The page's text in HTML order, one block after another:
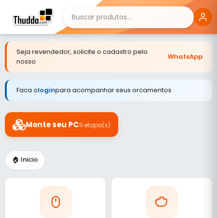
Seja revendedor, solicite o cadastro pelo
nosso
WhatsApp
Faca ologinpara acompanhar seus orcamentos
Monte seu PC11 etapa(s)
🏠 Inicio